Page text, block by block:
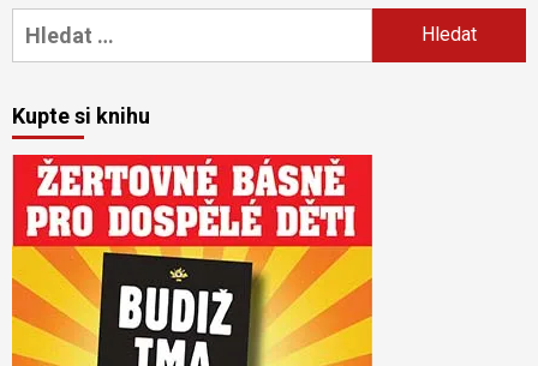
Vyhledávání
Kupte si knihu